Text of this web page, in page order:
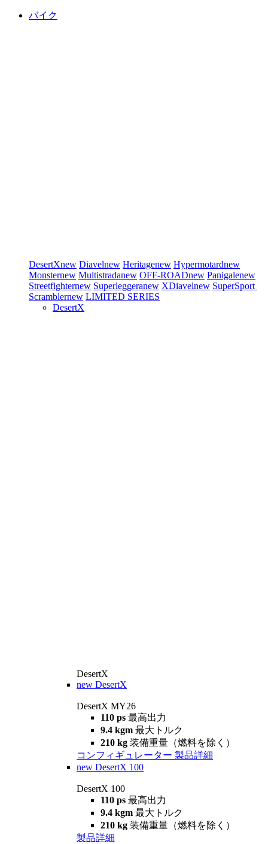
バイク
DesertXnew Diavelnew Heritagenew Hypermotardnew
Monsternew Multistradanew OFF-ROADnew Panigalenew
Streetfighternew Superleggeranew XDiavelnew SuperSport
Scramblernew LIMITED SERIES
DesertX
DesertX
new DesertX
DesertX MY26
110 ps 最高出力
9.4 kgm 最大トルク
210 kg 装備重量（燃料を除く）
コンフィギュレーター 製品詳細
new DesertX 100
DesertX 100
110 ps 最高出力
9.4 kgm 最大トルク
210 kg 装備重量（燃料を除く）
製品詳細